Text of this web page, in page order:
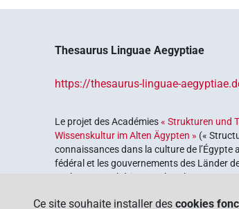
Thesaurus Linguae Aegyptiae
https://thesaurus-linguae-
Le projet des Académies« Strukturen und
Wissenskultur im Alten Ägypten » («
connaissances dans la culture de l’Égypte
fédéral et les gouvernements des Länder
explorer notre héritage culturel. Le
Ce site souhaite installer des cookies